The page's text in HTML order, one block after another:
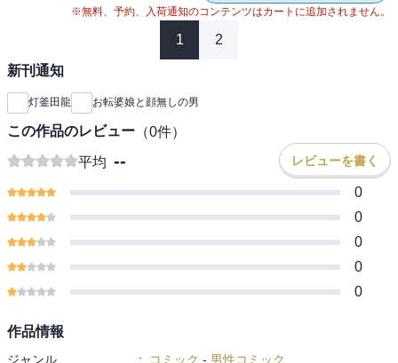
※無料、予約、入荷通知のコンテンツはカートに追加されません。
1 2
新刊通知
灯釜田龍 お転婆娘と顔無しの男
この作品のレビュー （0件）
平均 -- レビューを書く
0
0
0
0
0
作品情報
ジャンル : コミック - 男性コミック